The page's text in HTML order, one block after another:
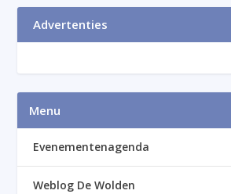
Advertenties
Menu
Evenementenagenda
Weblog De Wolden